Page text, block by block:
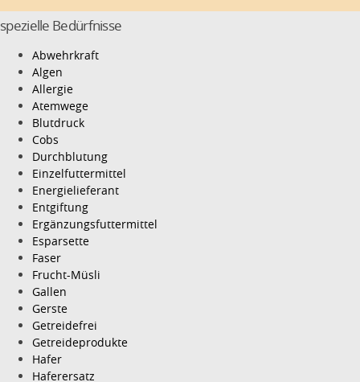
spezielle Bedürfnisse
Abwehrkraft
Algen
Allergie
Atemwege
Blutdruck
Cobs
Durchblutung
Einzelfuttermittel
Energielieferant
Entgiftung
Ergänzungsfuttermittel
Esparsette
Faser
Frucht-Müsli
Gallen
Gerste
Getreidefrei
Getreideprodukte
Hafer
Haferersatz